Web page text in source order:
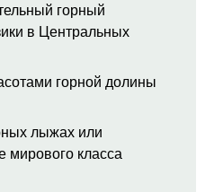
горный
в Центральных
горной долины
лыжах или
мирового класса